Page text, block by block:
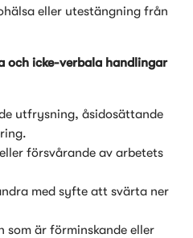
eller utestängning från
och icke-verbala handlingar
utfrysning, åsidosättande
försvårande av arbetets
med syfte att svärta ner
som är förminskande eller